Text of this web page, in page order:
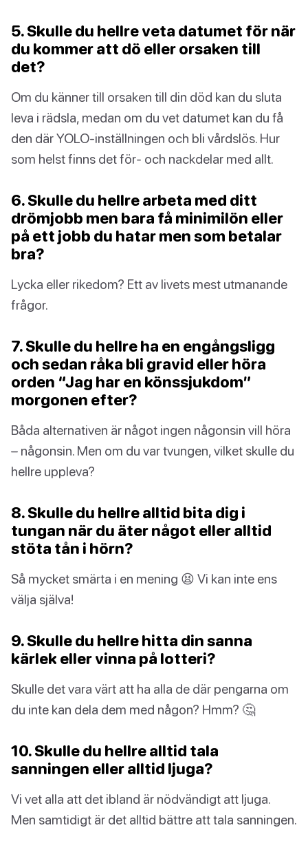
5. Skulle du hellre veta datumet för när
du kommer att dö eller orsaken till
det?
Om du känner till orsaken till din död kan du sluta
leva i rädsla, medan om du vet datumet kan du få
den där YOLO-inställningen och bli vårdslös. Hur
som helst finns det för- och nackdelar med allt.
6. Skulle du hellre arbeta med ditt
drömjobb men bara få minimilön eller
på ett jobb du hatar men som betalar
bra?
Lycka eller rikedom? Ett av livets mest utmanande
frågor.
7. Skulle du hellre ha en engångsligg
och sedan råka bli gravid eller höra
orden “Jag har en könssjukdom”
morgonen efter?
Båda alternativen är något ingen någonsin vill höra
– någonsin. Men om du var tvungen, vilket skulle du
hellre uppleva?
8. Skulle du hellre alltid bita dig i
tungan när du äter något eller alltid
stöta tån i hörn?
Så mycket smärta i en mening 😫 Vi kan inte ens
välja själva!
9. Skulle du hellre hitta din sanna
kärlek eller vinna på lotteri?
Skulle det vara värt att ha alla de där pengarna om
du inte kan dela dem med någon? Hmm? 🤔
10. Skulle du hellre alltid tala
sanningen eller alltid ljuga?
Vi vet alla att det ibland är nödvändigt att ljuga.
Men samtidigt är det alltid bättre att tala sanningen.